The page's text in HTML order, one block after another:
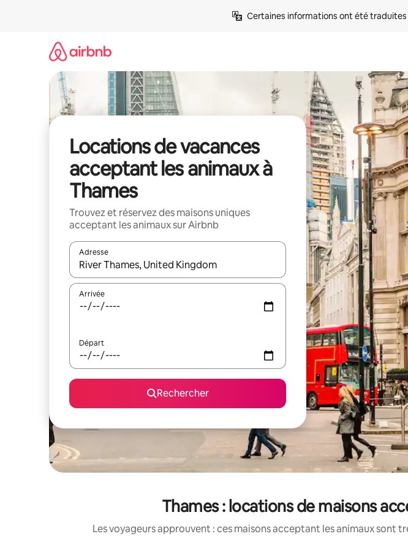
Certaines informations ont été
Locations de vacances
acceptant les animaux à
Thames
Trouvez et réservez des maisons uniques
acceptant les animaux sur Airbnb
Adresse
Lorsque les résultats s'affichent, utilisez les flèches vers le haut et vers le bas pour
Arrivée
Départ
Rechercher
Thames : locations de maisons
Les voyageurs approuvent : ces maisons acceptant les animaux